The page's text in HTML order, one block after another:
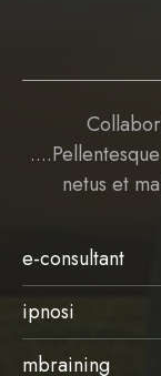
netus et
e-consultant
ipnosi
mbraining